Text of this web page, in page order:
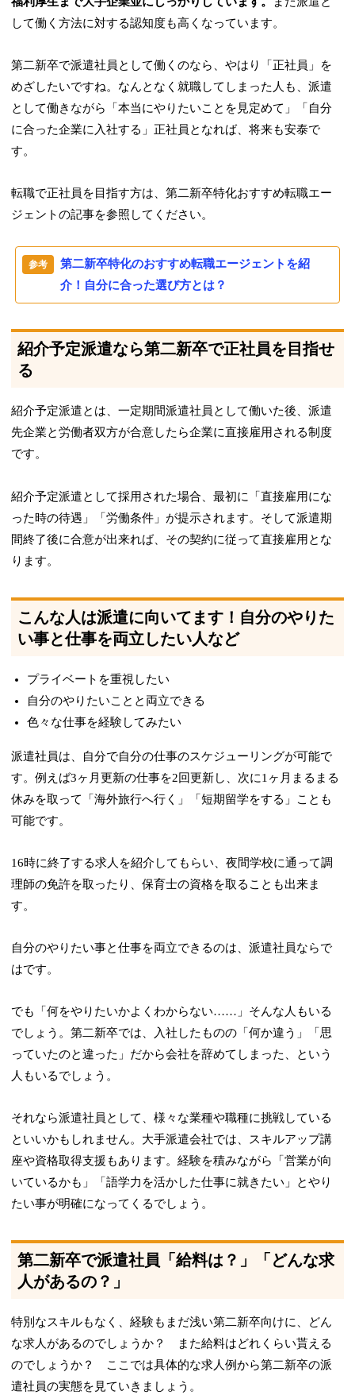
して働く方法に対する認知度も高くなっています。
第二新卒で派遣社員として働くのなら、やはり「正社員」を
めざしたいですね。なんとなく就職してしまった人も、派遣
として働きながら「本当にやりたいことを見定めて」「自分
に合った企業に入社する」正社員となれば、将来も安泰で
す。
転職で正社員を目指す方は、第二新卒特化おすすめ転職エー
ジェントの記事を参照してください。
第二新卒特化のおすすめ転職エージェントを紹
介！自分に合った選び方とは？
紹介予定派遣なら第二新卒で正社員を目指せ
る
紹介予定派遣とは、一定期間派遣社員として働いた後、派遣
先企業と労働者双方が合意したら企業に直接雇用される制度
です。
紹介予定派遣として採用された場合、最初に「直接雇用にな
った時の待遇」「労働条件」が提示されます。そして派遣期
間終了後に合意が出来れば、その契約に従って直接雇用とな
ります。
こんな人は派遣に向いてます！自分のやりた
い事と仕事を両立したい人など
プライベートを重視したい
自分のやりたいことと両立できる
色々な仕事を経験してみたい
派遣社員は、自分で自分の仕事のスケジューリングが可能で
す。例えば3ヶ月更新の仕事を2回更新し、次に1ヶ月まるまる
休みを取って「海外旅行へ行く」「短期留学をする」ことも
可能です。
16時に終了する求人を紹介してもらい、夜間学校に通って調
理師の免許を取ったり、保育士の資格を取ることも出来ま
す。
自分のやりたい事と仕事を両立できるのは、派遣社員ならで
はです。
でも「何をやりたいかよくわからない……」そんな人もいる
でしょう。第二新卒では、入社したものの「何か違う」「思
っていたのと違った」だから会社を辞めてしまった、という
人もいるでしょう。
それなら派遣社員として、様々な業種や職種に挑戦している
といいかもしれません。大手派遣会社では、スキルアップ講
座や資格取得支援もあります。経験を積みながら「営業が向
いているかも」「語学力を活かした仕事に就きたい」とやり
たい事が明確になってくるでしょう。
第二新卒で派遣社員「給料は？」「どんな求
人があるの？」
特別なスキルもなく、経験もまだ浅い第二新卒向けに、どん
な求人があるのでしょうか？ また給料はどれくらい貰える
のでしょうか？ ここでは具体的な求人例から第二新卒の派
遣社員の実態を見ていきましょう。